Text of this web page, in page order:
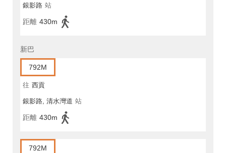
銀影路 站
距離 430m
新巴
792M
往 西貢
銀影路, 清水灣道 站
距離 430m
792M